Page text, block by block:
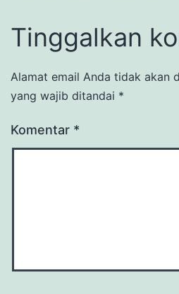
Tinggalkan
Alamat email Anda tidak akan
yang wajib ditandai *
Komentar *